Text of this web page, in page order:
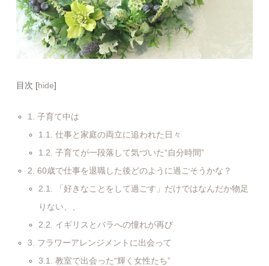
目次 [hide]
1.
子育て中は
1.1.
仕事と家庭の両立に追われた日々
1.2. 子育てが一段落して気づいた“自分時間”
2. 60歳で仕事を退職した後どのように過ごそうかな？
2.1.
「好きなことをして過ごす」だけではなんだか物足
りない、、
2.2.
イギリスとバラへの憧れが再び
3.
フラワーアレンジメントに出会って
3.1.
教室で出会った“輝く女性たち”